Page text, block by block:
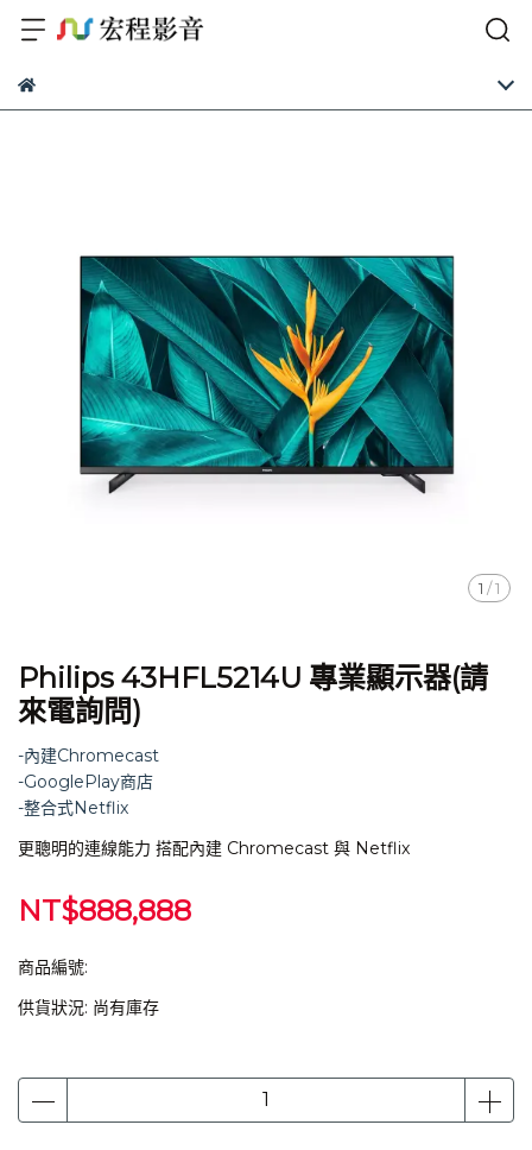
1 /1
Philips 43HFL5214U 專業顯示器(請
來電詢問)
-內建Chromecast
-GooglePlay商店
-整合式Netflix
更聰明的連線能力 搭配內建 Chromecast 與 Netflix
NT$888,888
商品編號:
供貨狀況: 尚有庫存